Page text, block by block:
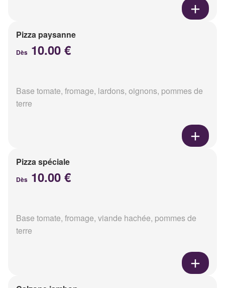
Pizza paysanne
Dès 10.00 €
Base tomate, fromage, lardons, oignons, pommes de
terre
Pizza spéciale
Dès 10.00 €
Base tomate, fromage, viande hachée, pommes de
terre